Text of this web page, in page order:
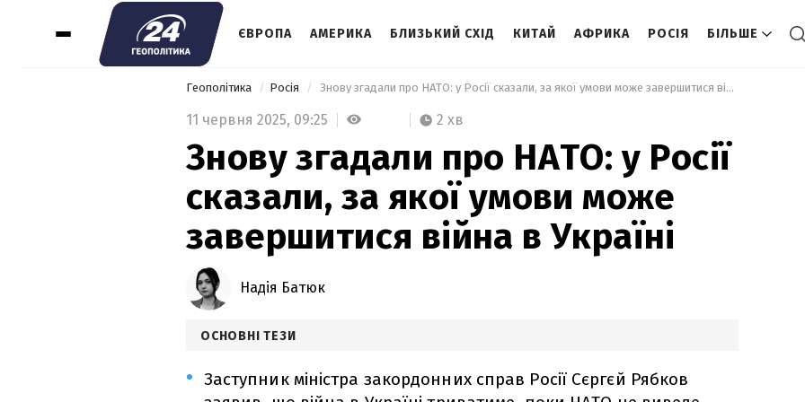
ЄВРОПА АМЕРИКА БЛИЗЬКИЙ СХІД КИТАЙ АФРИКА РОСІЯ БІЛЬШЕ
Геополітика Росія Знову згадали про НАТО: у Росії сказали, за якої умови може завершитися війна в Україні
11 червня 2025, 09:25 2 хв
Знову згадали про НАТО: у Росії
сказали, за якої умови може
завершитися війна в Україні
Надія Батюк
ОСНОВНІ ТЕЗИ
Заступник міністра закордонних справ Росії Сєргєй Рябков